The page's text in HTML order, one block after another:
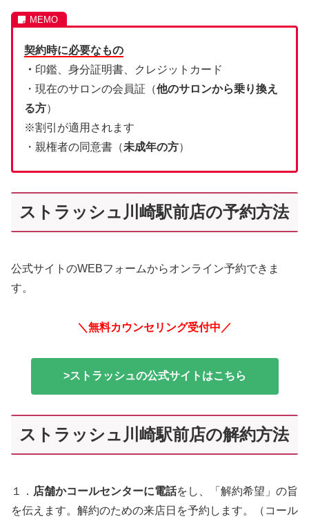
契約時に必要なもの
・ 印鑑、身分証明書、クレジットカード
・現在のサロンの会員証（他のサロンから乗り換え
る方）
※割引が適用されます
・親権者の同意書（未成年の方）
ストラッシュ川崎駅前店の予約方法
公式サイトのWEBフォームからオンライン予約できま
す。
＼無料カウンセリング受付中／
>ストラッシュの公式サイトはこちら
ストラッシュ川崎駅前店の解約方法
１． 店舗かコールセンターに電話をし、「解約希望」の旨
を伝えます。解約のための来店日を予約します。（コール